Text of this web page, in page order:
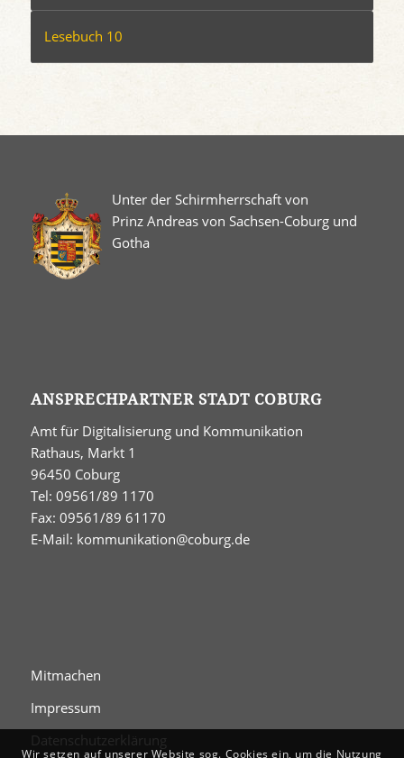
Lesebuch 10
Unter der Schirmherrschaft von
Prinz Andreas von Sachsen-Coburg und
Gotha
ANSPRECHPARTNER STADT COBURG
Amt für Digitalisierung und Kommunikation
Rathaus, Markt 1
96450 Coburg
Tel: 09561/89 1170
Fax: 09561/89 61170
E-Mail: kommunikation@coburg.de
Mitmachen
Impressum
Datenschutzerklärung
Wir setzen auf unserer Website sog. Cookies ein, um die Nutzung